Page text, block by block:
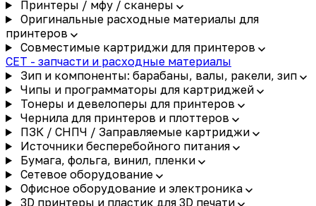
Принтеры / мфу / сканеры
Оригинальные расходные материалы для
принтеров
Совместимые картриджи для принтеров
CET - запчасти и расходные материалы
Зип и компоненты: барабаны, валы, ракели, зип
Чипы и программаторы для картриджей
Тонеры и девелоперы для принтеров
Чернила для принтеров и плоттеров
ПЗК / СНПЧ / Заправляемые картриджи
Источники бесперебойного питания
Бумага, фольга, винил, пленки
Сетевое оборудование
Офисное оборудование и электроника
3D принтеры и пластик для 3D печати